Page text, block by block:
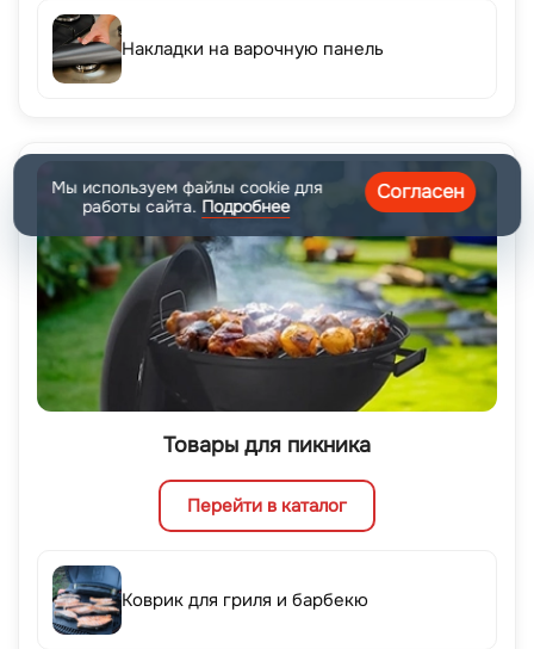
Накладки на варочную панель
Товары для пикника
Перейти в каталог
Коврик для гриля и барбекю
Мы используем файлы cookie для
работы сайта. Подробнее
Согласен